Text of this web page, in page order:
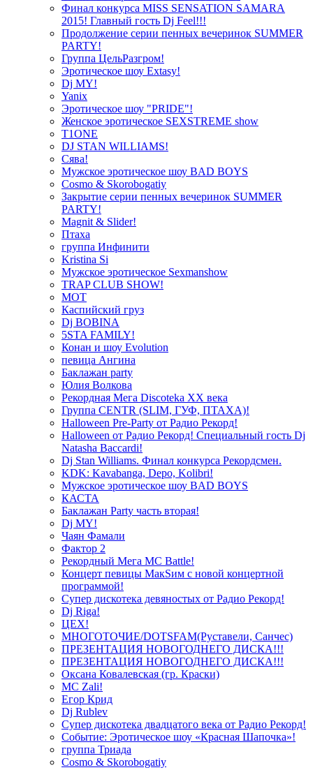
Финал конкурса MISS SENSATION SAMARA
2015! Главный гость Dj Feel!!!
Продолжение серии пенных вечеринок SUMMER
PARTY!
Группа ЦельРазгром!
Эротическое шоу Extasy!
Dj MY!
Yanix
Эротическое шоу "PRIDE"!
Женское эротическое SEXSTREME show
T1ONE
DJ STAN WILLIAMS!
Сява!
Мужское эротическое шоу BAD BOYS
Cosmo & Skorobogatiy
Закрытие серии пенных вечеринок SUMMER
PARTY!
Magnit & Slider!
Птаха
группа Инфинити
Kristina Si
Мужское эротическое Sexmanshow
TRAP CLUB SHOW!
МОТ
Каспийский груз
Dj BOBINA
5STA FAMILY!
Конан и шоу Evolution
певица Ангина
Баклажан party
Юлия Волкова
Рекордная Мега Discoteka XX века
Группа CENTR (SLIM, ГУФ, ПТАХА)!
Halloween Pre-Party от Радио Рекорд!
Halloween от Радио Рекорд! Специальный гость Dj
Natasha Baccardi!
Dj Stan Williams. Финал конкурса Рекордсмен.
KDK: Kavabanga, Depo, Kolibri!
Мужское эротическое шоу BAD BOYS
КАСТА
Баклажан Party часть вторая!
Dj MY!
Чаян Фамали
Фактор 2
Рекордный Мега МС Battle!
Концерт певицы МакSим с новой концертной
программой!
Супер дискотека девяностых от Радио Рекорд!
Dj Riga!
ЦЕХ!
МНОГОТОЧИЕ/DOTSFAM(Руставели, Санчес)
ПРЕЗЕНТАЦИЯ НОВОГОДНЕГО ДИСКА!!!
ПРЕЗЕНТАЦИЯ НОВОГОДНЕГО ДИСКА!!!
Оксана Ковалевская (гр. Краски)
MC Zali!
Егор Крид
Dj Rublev
Супер дискотека двадцатого века от Радио Рекорд!
Событие: Эротическое шоу «Красная Шапочка»!
группа Триада
Cosmo & Skorobogatiy